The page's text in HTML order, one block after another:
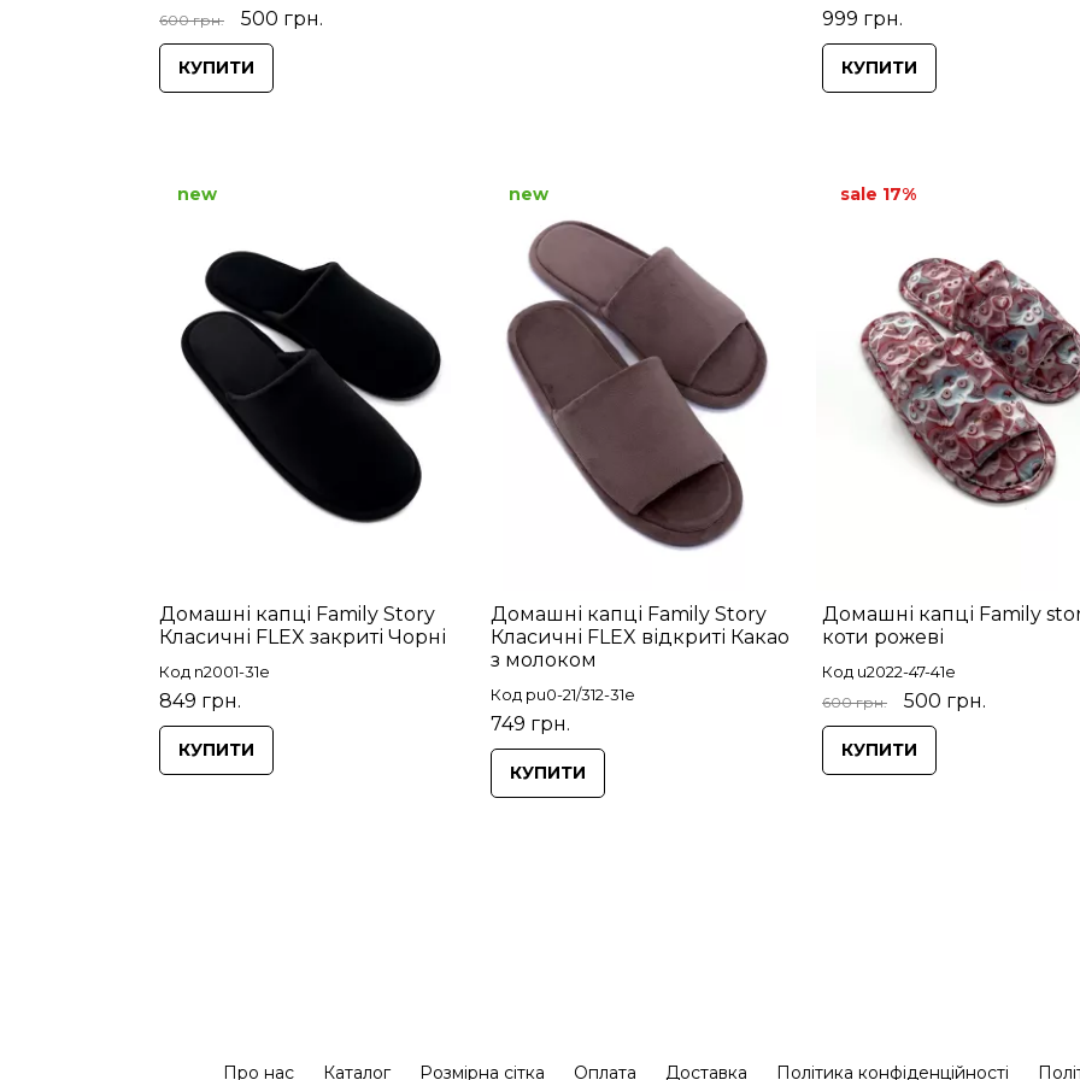
600 грн. 500 грн.
КУПИТИ
999 грн.
КУПИТИ
Домашні капці Family Story
Класичні FLEX закриті Чорні
Код n2001-31e
849 грн.
new
КУПИТИ
Домашні капці Family Story
Класичні FLEX відкриті Какао
з молоком
Код pu0-21/312-31e
749 грн.
new
КУПИТИ
Домашні капці Family
коти рожеві
Код u2022-47-41e
600 грн. 500 грн.
sale 17%
КУПИТИ
Про нас Каталог Розмірна сітка Оплата Доставка Політика конфіденційності